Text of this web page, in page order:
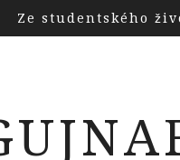
Ze studentského